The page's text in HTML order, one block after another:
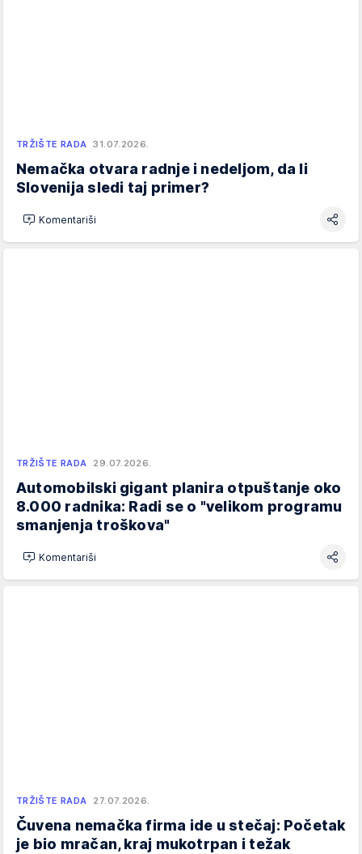
TRŽIŠTE RADA 31.07.2026.
Nemačka otvara radnje i nedeljom, da li
Slovenija sledi taj primer?
Komentariši
TRŽIŠTE RADA 29.07.2026.
Automobilski gigant planira otpuštanje oko
8.000 radnika: Radi se o "velikom programu
smanjenja troškova"
Komentariši
TRŽIŠTE RADA 27.07.2026.
Čuvena nemačka firma ide u stečaj: Početak
je bio mračan, kraj mukotrpan i težak